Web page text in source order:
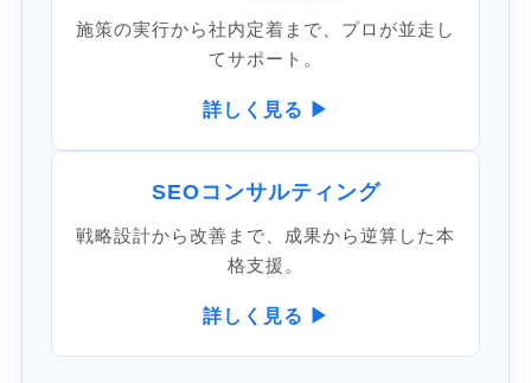
施策の実行から社内定着まで、プロが並走し
てサポート。
詳しく見る ▶
SEOコンサルティング
戦略設計から改善まで、成果から逆算した本
格支援。
詳しく見る ▶